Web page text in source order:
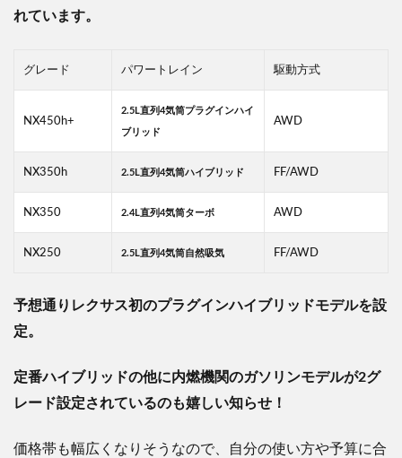
れています。
グレード パワートレイン 駆動方式
NX450h+
2.5L直列4気筒プラグインハイ
ブリッド
AWD
NX350h 2.5L直列4気筒ハイブリッド FF/AWD
NX350 2.4L直列4気筒ターボ AWD
NX250 2.5L直列4気筒自然吸気 FF/AWD
予想通りレクサス初のプラグインハイブリッドモデルを設
定。
定番ハイブリッドの他に内燃機関のガソリンモデルが2グ
レード設定されているのも嬉しい知らせ！
価格帯も幅広くなりそうなので、自分の使い方や予算に合